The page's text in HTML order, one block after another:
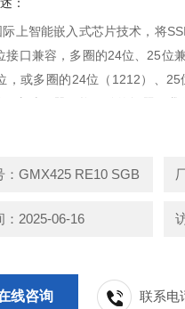
上智能嵌入式芯片技术，将
接口兼容，多圈的24位、25位
，或多圈的24位（1212）、
：GMX425 RE10 SGB
：2025-06-16
线咨询 联系电